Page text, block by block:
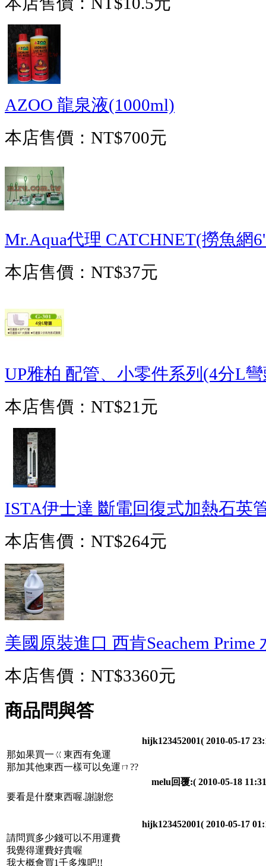
AZOO 龍泉液(1000ml)
本店售價： NT$700元
Mr.Aqua代理 CATCHNET(撈魚網
本店售價： NT$37元
UP雅柏 配管、小零件系列(4分L
本店售價： NT$21元
ISTA伊士達 斷電回復式加熱石英
本店售價： NT$264元
美國原裝進口 西肯Seachem Prime
本店售價： NT$3360元
商品問與答
hijk123452001( 2010-05-17
那如果買一ㄍ東西有免運
那加其他東西一樣可以免運ㄇ??
melu回覆:( 2010-05-18
要看是什麼東西喔.謝謝您
hijk123452001( 2010-05-17
請問買多少錢可以不用運費
我覺得運費好貴喔
我大概會買1千多塊吧!!